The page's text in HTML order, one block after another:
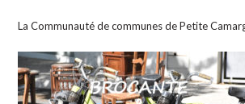
La Communauté de communes de Petite